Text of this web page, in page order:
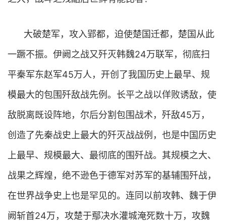
大破楚军，攻入郢都，迫使楚国迁都，楚国从此
一蹶不振。伊阙之战又歼灭韩魏24万联军，彻底扫
平秦军东赵军45万人，开创了我国历史上最早、规
模最大的包围歼敌战先例。长平之战以佯败诱敌，使
敌脱离既设阵地，尔后分割包围战术，歼敌45万，
创造了先秦战史上最大的歼灭战战例，也是中国历史
上最早、规模最大、最彻底的围歼战。其规模之大、
战果之辉煌，绝不逊色于德军对苏军的基辅围歼战，
在世界战争史上也是罕见的。连同以前攻韩、魏于伊
阙斩首24万，攻楚于鄢决水灌城淹死数十万，攻魏